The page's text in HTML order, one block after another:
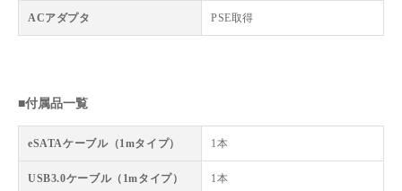
ACアダプタ PSE取得
■付属品一覧
eSATAケーブル（1mタイプ） 1本
USB3.0ケーブル（1mタイプ） 1本